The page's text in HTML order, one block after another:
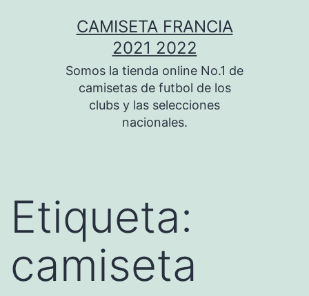
CAMISETA FRANCIA
2021 2022
Somos la tienda online No.1 de
camisetas de futbol de los
clubs y las selecciones
nacionales.
Etiqueta:
camiseta